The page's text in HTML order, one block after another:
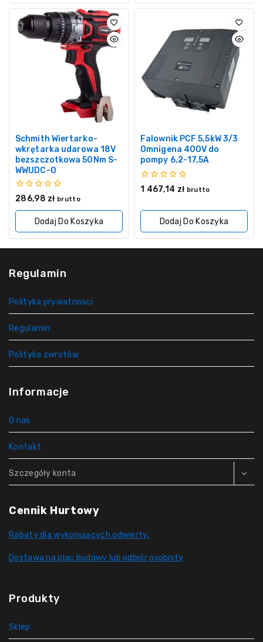
Schmith Wiertarko-
wkrętarka udarowa 18V
bezszczotkowa 50Nm S-
WWUDC-0
0
5
286,98 zł brutto
Dodaj Do Koszyka
Falownik PCF 5,5kW 3/3
Omnigena 400V do
pompy 6,2-17,5A
0
1 467,14 zł brutto
Dodaj Do Koszyka
Regulamin
Polityka prywatności
Regulamin
Polityka zwrotów
Informacje
O nas
Kontakt
Szczegóły konta
Cennik Hurtowy
Rabaty dla wykonujących odwierty.
Dostawa na plac budowy lub odbiór osobisty
Produkty
Sklep